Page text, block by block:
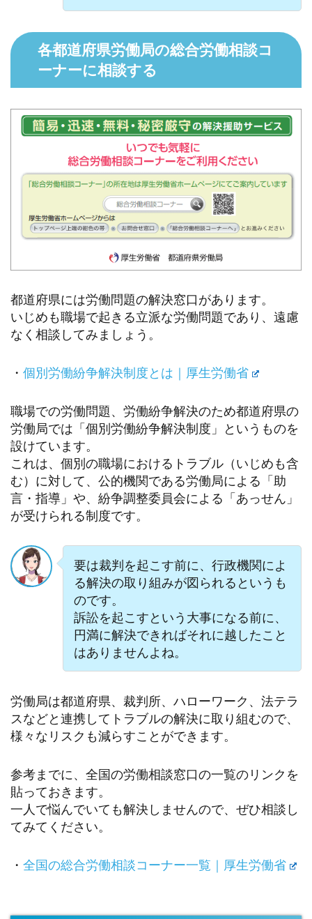
各都道府県労働局の総合労働相談コ
ーナーに相談する
都道府県には労働問題の解決窓口があります。
いじめも職場で起きる立派な労働問題であり、遠慮
なく相談してみましょう。
・ 個別労働紛争解決制度とは｜厚生労働省
職場での労働問題、労働紛争解決のため都道府県の
労働局では「個別労働紛争解決制度」というものを
設けています。
これは、個別の職場におけるトラブル（いじめも含
む）に対して、公的機関である労働局による「助
言・指導」や、紛争調整委員会による「あっせん」
が受けられる制度です。
要は裁判を起こす前に、行政機関によ
る解決の取り組みが図られるというも
のです。
訴訟を起こすという大事になる前に、
円満に解決できればそれに越したこと
はありませんよね。
労働局は都道府県、裁判所、ハローワーク、法テラ
スなどと連携してトラブルの解決に取り組むので、
様々なリスクも減らすことができます。
参考までに、全国の労働相談窓口の一覧のリンクを
貼っておきます。
一人で悩んでいても解決しませんので、ぜひ相談し
てみてください。
・ 全国の総合労働相談コーナー一覧｜厚生労働省